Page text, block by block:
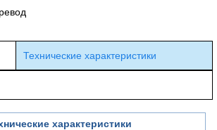
Технические характеристики
характеристики